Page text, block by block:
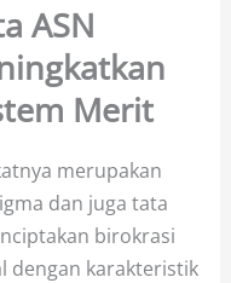
ASN
Merit
merupakan
dan juga tata
birokrasi
dengan karakteristik